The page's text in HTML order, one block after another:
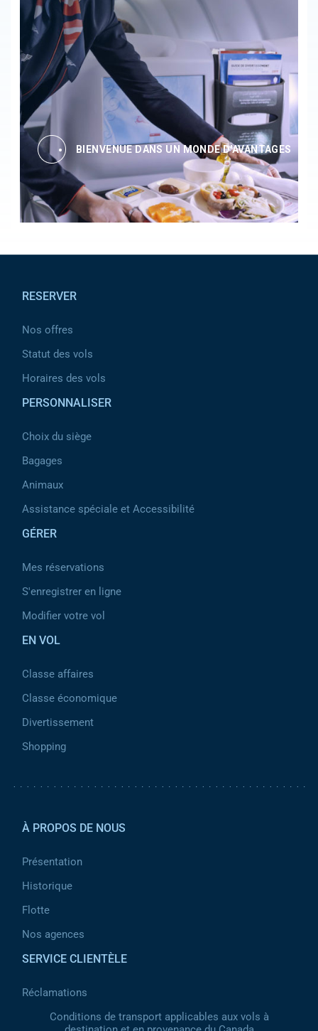
BIENVENUE DANS UN MONDE D'AVANTAGES
RESERVER
Nos offres
Statut des vols
Horaires des vols
PERSONNALISER
Choix du siège
Bagages
Animaux
Assistance spéciale et Accessibilité
GÉRER
Mes réservations
S'enregistrer en ligne
Modifier votre vol
EN VOL
Classe affaires
Classe économique
Divertissement
Shopping
À PROPOS DE NOUS
Présentation
Historique
Flotte
Nos agences
SERVICE CLIENTÈLE
Réclamations
Conditions de transport applicables aux vols à